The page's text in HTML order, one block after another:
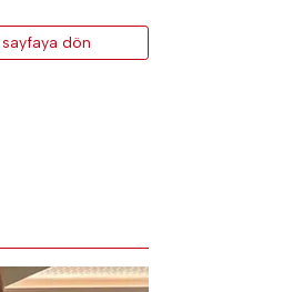
dön